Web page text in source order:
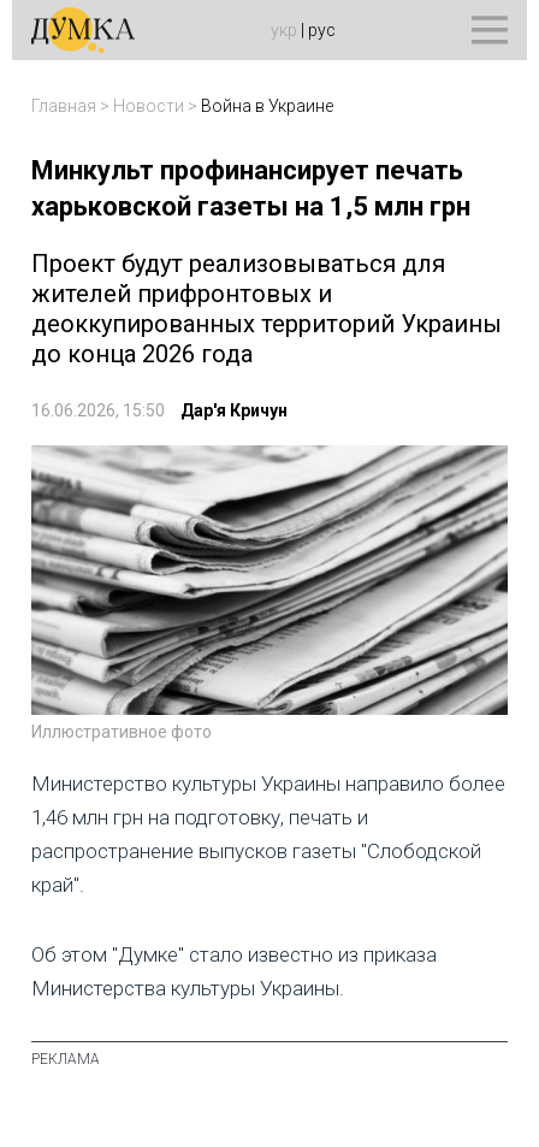
укр рус
Главная > Новости > Война в Украине
Минкульт профинансирует печать
харьковской газеты на 1,5 млн грн
Проект будут реализовываться для
жителей прифронтовых и
деоккупированных территорий Украины
до конца 2026 года
16.06.2026, 15:50 Дар'я Кричун
Иллюстративное фото
Министерство культуры Украины направило более
1,46 млн грн на подготовку, печать и
распространение выпусков газеты "Слободской
край".
Об этом "Думке" стало известно из приказа
Министерства культуры Украины.